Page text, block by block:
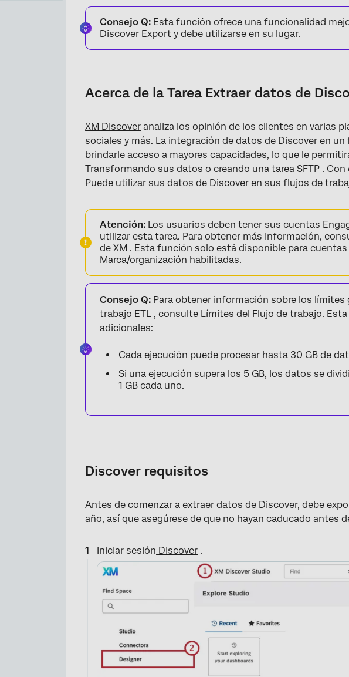
Acerca de la Tarea Extraer datos de Discover
Discover requisitos
Configuración de una Tarea de extracción de datos desde
Filtro cadenas
Consejo Q: Esta función ofrece una funcionalidad
Discover Export y debe utilizarse en su lugar.
Acerca de la Tarea Extraer datos de
XM Discover analiza los opinión de los clientes en varias
sociales y más. La integración de datos de Discover en
brindarle acceso a mayores capacidades, lo que le
Transformando sus datos o creando una tarea SFTP . Con
Puede utilizar sus datos de Discover en sus flujos de
Atención: Los usuarios deben tener sus cuentas
utilizar esta tarea. Para obtener más información,
de XM . Esta función solo está disponible para
Marca/organización habilitadas.
Consejo Q: Para obtener información sobre los
trabajo ETL , consulte Límites del Flujo de trabajo.
adicionales:
Cada ejecución puede procesar hasta 30 GB de
Si una ejecución supera los 5 GB, los datos se
1 GB cada uno.
Discover requisitos
Antes de comenzar a extraer datos de Discover, debe
año, así que asegúrese de que no hayan caducado antes
Iniciar sesión Discover .